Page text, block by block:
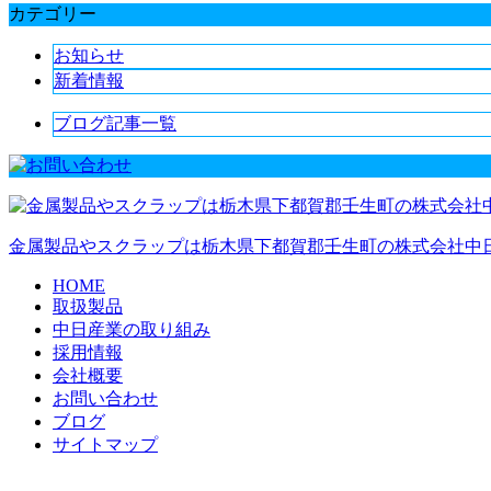
カテゴリー
お知らせ
新着情報
ブログ記事一覧
金属製品やスクラップは栃木県下都賀郡壬生町の株式会社中
HOME
取扱製品
中日産業の取り組み
採用情報
会社概要
お問い合わせ
ブログ
サイトマップ